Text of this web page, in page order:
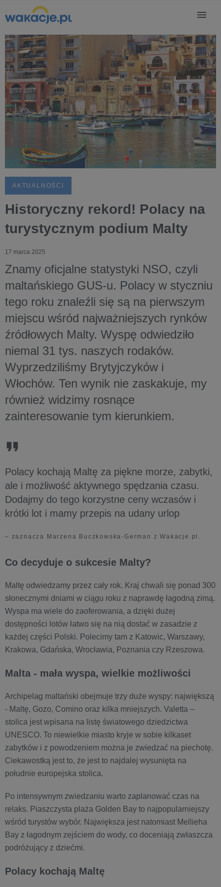
AKTUALNOŚCI
Historyczny rekord! Polacy na
turystycznym podium Malty
17 marca 2025
Znamy oficjalne statystyki NSO, czyli
maltańskiego GUS-u. Polacy w styczniu
tego roku znaleźli się są na pierwszym
miejscu wśród najważniejszych rynków
źródłowych Malty. Wyspę odwiedziło
niemal 31 tys. naszych rodaków.
Wyprzedziliśmy Brytyjczyków i
Włochów. Ten wynik nie zaskakuje, my
również widzimy rosnące
zainteresowanie tym kierunkiem.
Polacy kochają Maltę za piękne morze, zabytki,
ale i możliwość aktywnego spędzania czasu.
Dodajmy do tego korzystne ceny wczasów i
krótki lot i mamy przepis na udany urlop
– zaznacza Marzena Buczkowska-German z Wakacje.pl.
Co decyduje o sukcesie Malty?
Maltę odwiedzamy przez cały rok. Kraj chwali się ponad 300
słonecznymi dniami w ciągu roku z naprawdę łagodną zimą.
Wyspa ma wiele do zaoferowania, a dzięki dużej
dostępności lotów łatwo się na nią dostać w zasadzie z
każdej części Polski. Polecimy tam z Katowic, Warszawy,
Krakowa, Gdańska, Wrocławia, Poznania czy Rzeszowa.
Malta - mała wyspa, wielkie możliwości
Archipelag maltański obejmuje trzy duże wyspy: największą
- Maltę, Gozo, Comino oraz kilka mniejszych. Valetta –
stolica jest wpisana na listę światowego dziedzictwa
UNESCO. To niewielkie miasto kryje w sobie kilkaset
zabytków i z powodzeniem można je zwiedzać na piechotę.
Ciekawostką jest to, że jest to najdalej wysunięta na
południe europejska stolica.
Po intensywnym zwiedzaniu warto zaplanować czas na
relaks. Piaszczysta plaża Golden Bay to najpopularniejszy
wśród turystów wybór. Największa jest natomiast Mellieha
Bay z łagodnym zejściem do wody, co doceniają zwłaszcza
podróżujący z dziećmi.
Polacy kochają Maltę